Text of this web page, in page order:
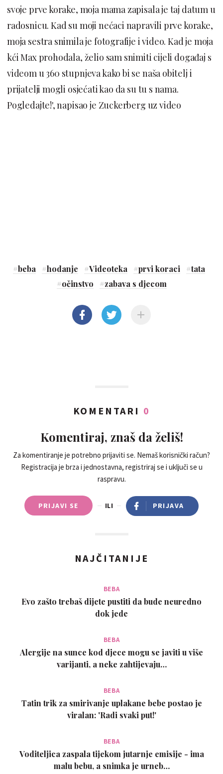
svoje prve korake, moja mama zapisala je taj datum u
radosnicu. Kad su moji nećaci napravili prve korake,
moja sestra snimila je fotografije i video. Kad je moja
kći Max prohodala, želio sam snimiti cijeli događaj s
videom u 360 stupnjeva kako bi se naša obitelj i
prijatelji mogli osjećati kao da su tu s nama.
Pogledajte!', napisao je Zuckerberg uz video
#beba #hodanje #Videoteka #prvi koraci #tata
#očinstvo #zabava s djecom
KOMENTARI 0
Komentiraj, znaš da želiš!
Za komentiranje je potrebno prijaviti se. Nemaš korisnički račun?
Registracija je brza i jednostavna, registriraj se i uključi se u
raspravu.
PRIJAVI SE ILI PRIJAVA
NAJČITANIJE
BEBA
Evo zašto trebaš dijete pustiti da bude neuredno
dok jede
BEBA
Alergije na sunce kod djece mogu se javiti u više
varijanti, a neke zahtijevaju…
BEBA
Tatin trik za smirivanje uplakane bebe postao je
viralan: 'Radi svaki put!'
BEBA
Voditeljica zaspala tijekom jutarnje emisije - ima
malu bebu, a snimka je urneb…